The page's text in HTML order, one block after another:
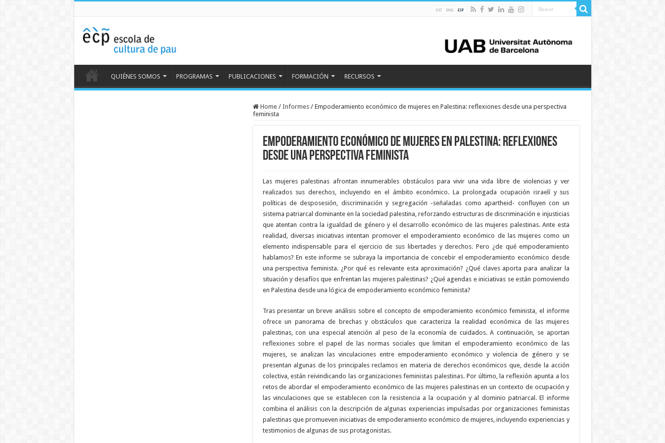
QUIÉNES SOMOS PROGRAMAS PUBLICACIONES FORMACIÓN RECURSOS
Home / Informes / Empoderamiento económico de mujeres en Palestina: reflexiones desde una perspectiva
feminista
Empoderamiento económico de mujeres en Palestina: reflexiones
desde una perspectiva feminista
Las mujeres palestinas afrontan innumerables obstáculos para vivir una vida libre de violencias y ver
realizados sus derechos, incluyendo en el ámbito económico. La prolongada ocupación israelí y sus
políticas de desposesión, discriminación y segregación -señaladas como apartheid- confluyen con un
sistema patriarcal dominante en la sociedad palestina, reforzando estructuras de discriminación e injusticias
que atentan contra la igualdad de género y el desarrollo económico de las mujeres palestinas. Ante esta
realidad, diversas iniciativas intentan promover el empoderamiento económico de las mujeres como un
elemento indispensable para el ejercicio de sus libertades y derechos. Pero ¿de qué empoderamiento
hablamos? En este informe se subraya la importancia de concebir el empoderamiento económico desde
una perspectiva feminista. ¿Por qué es relevante esta aproximación? ¿Qué claves aporta para analizar la
situación y desafíos que enfrentan las mujeres palestinas? ¿Qué agendas e iniciativas se están pomoviendo
en Palestina desde una lógica de empoderamiento económico feminista?
Tras presentar un breve análisis sobre el concepto de empoderamiento económico feminista, el informe
ofrece un panorama de brechas y obstáculos que caracteriza la realidad económica de las mujeres
palestinas, con una especial atención al peso de la economía de cuidados. A continuación, se aportan
reflexiones sobre el papel de las normas sociales que limitan el empoderamiento económico de las
mujeres, se analizan las vinculaciones entre empoderamiento económico y violencia de género y se
presentan algunas de los principales reclamos en materia de derechos económicos que, desde la acción
colectiva, están reivindicando las organizaciones feministas palestinas. Por último, la reflexión apunta a los
retos de abordar el empoderamiento económico de las mujeres palestinas en un contexto de ocupación y
las vinculaciones que se establecen con la resistencia a la ocupación y al dominio patriarcal. El informe
combina el análisis con la descripción de algunas experiencias impulsadas por organizaciones feministas
palestinas que promueven iniciativas de empoderamiento económico de mujeres, incluyendo experiencias y
testimonios de algunas de sus protagonistas.